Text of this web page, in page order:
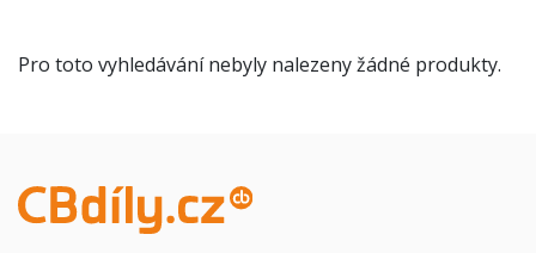
Pro toto vyhledávání nebyly nalezeny žádné produkty.